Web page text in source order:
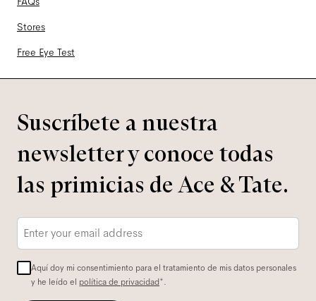
Stores
Free Eye Test
Suscríbete a nuestra
newsletter y conoce todas
las primicias de Ace & Tate.
Correo
electrónico *
Aquí doy mi consentimiento para el tratamiento de mis datos personales
y he leído el política de privacidad*.